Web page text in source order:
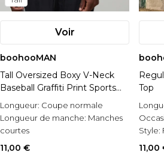
Voir
boohooMAN
Tall Oversized Boxy V-Neck
Baseball Graffiti Print Sports
Top
Longueur: Coupe normale
Longueur de manche: Manches
courtes
Occasion:
11,00 €
Top
Style:
11,00